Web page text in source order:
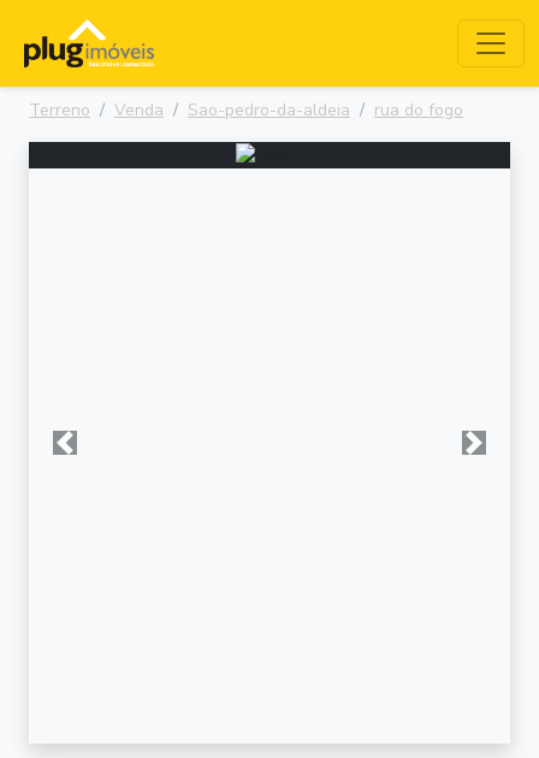
Terreno Venda Sao-pedro-da-aldeia rua do fogo
Anterior Próxima